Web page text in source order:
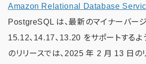
Amazon Relational Database
PostgreSQL は、最新のマイナーバージ
15.12、14.17、13.20 をサポートするよ
のリリースでは、2025 年 2 月 13 日の